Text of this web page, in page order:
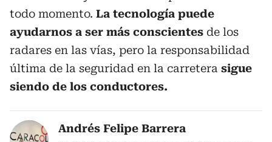
todo momento. La tecnología puede
ayudarnos a ser más conscientes de los
radares en las vías, pero la responsabilidad
última de la seguridad en la carretera sigue
siendo de los conductores.
Andrés Felipe Barrera